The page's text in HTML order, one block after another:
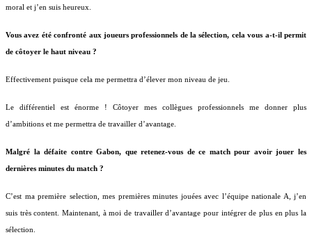
moral et j’en suis heureux.
Vous avez été confronté aux joueurs professionnels de la sélection, cela vous a-t-il permit
de côtoyer le haut niveau ?
Effectivement puisque cela me permettra d’élever mon niveau de jeu.
Le différentiel est énorme ! Côtoyer mes collègues professionnels me donner plus
d’ambitions et me permettra de travailler d’avantage.
Malgré la défaite contre Gabon, que retenez-vous de ce match pour avoir jouer les
dernières minutes du match ?
C’est ma première selection, mes premières minutes jouées avec l’équipe nationale A, j’en
suis très content. Maintenant, à moi de travailler d’avantage pour intégrer de plus en plus la
sélection.